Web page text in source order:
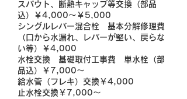
スパウト、断熱キャップ等交換（部品
込）￥4,000～￥5,000
シングルレバー混合栓 基本分解修理費
（口から水漏れ、レバーが堅い、戻らな
い等）￥4,000
水栓交換 基礎取付工事費 単水栓（部
品込）￥7,000～
給水管（フレキ）交換￥4,000
止水栓交換￥7,000～